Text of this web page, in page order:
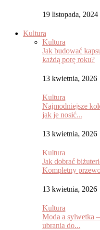
19 listopada, 2024
Kultura
Kultura
Jak budować
każdą porę roku?
13 kwietnia, 2026
Kultura
Najmodniejsze
jak je nosić...
13 kwietnia, 2026
Kultura
Jak dobrać
Kompletny
13 kwietnia, 2026
Kultura
Moda a sylwetka
ubrania do...